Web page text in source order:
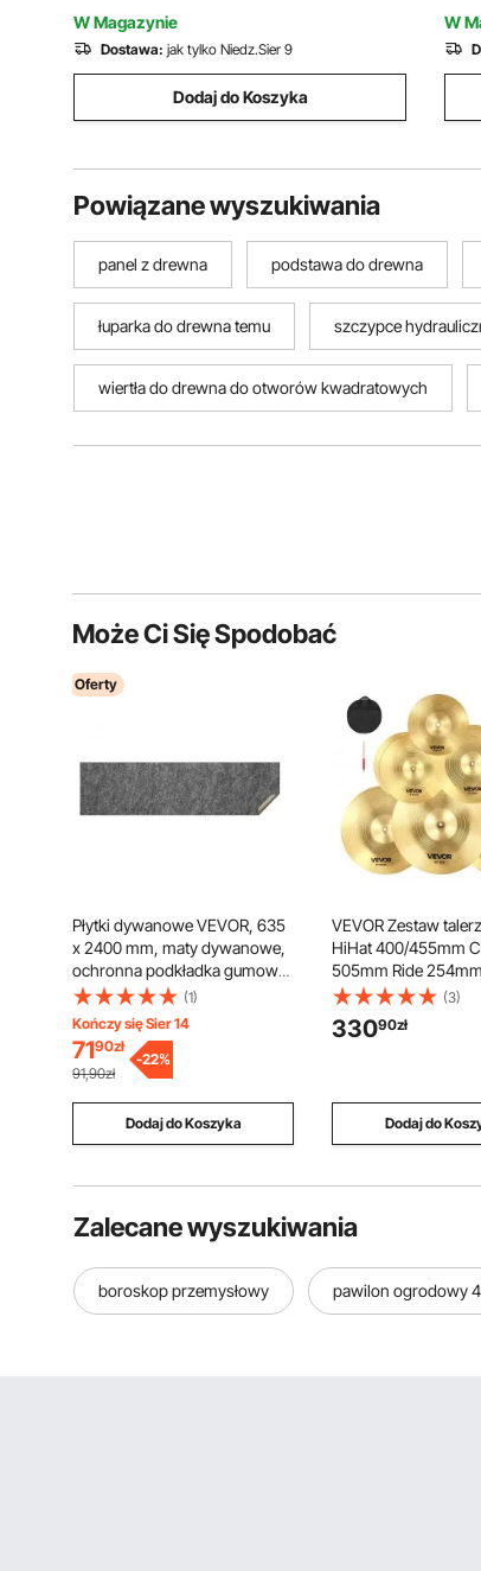
ciągnące, kleszcze hakowe do
ciągników, wózków
W Magazynie
Dostawa: jak tylko Niedz.Sier 9
Dodaj do Koszyka
W
Powiązane wyszukiwania
panel z drewna podstawa do drewna
łuparka do drewna temu szczypce
wiertła do drewna do otworów kwadratowych
Może Ci Się Spodobać
Oferty
Płytki dywanowe VEVOR, 635
x 2400 mm, maty dywanowe,
ochronna podkładka gumowa
do dywanów, grubość 6 mm –
antypoślizgowa mata filcowa z
podwójną powierzchnią,
podłoga, bezpieczna dla
wszystkich podłóg, kolor
szary
(1)
Kończy się Sier 14
7190zł
91,90zł
-22%
Dodaj do Koszyka
VEVOR Zestaw
HiHat 400/455mm
505mm Ride
400mm Chiny (10 14
Inches)
(3)
33090zł
Dodaj do
Zalecane wyszukiwania
boroskop przemysłowy pawilon ogrodowy